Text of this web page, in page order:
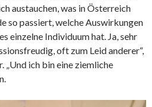
austauchen, was in Österreich
so passiert, welche Auswirkungen
einzelne Individuum hat. Ja, sehr
oft zum Leid anderer“,
„Und ich bin eine ziemliche